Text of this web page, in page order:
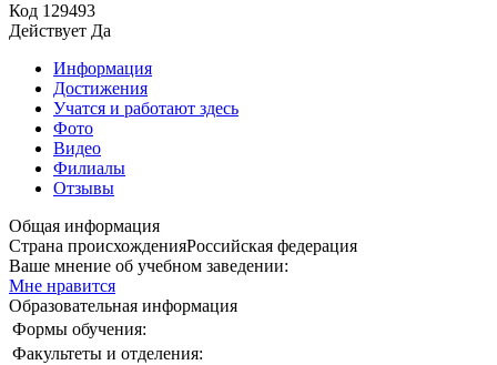
Код 129493
Действует Да
Информация
Достижения
Учатся и работают здесь
Фото
Видео
Филиалы
Отзывы
Общая информация
Страна происхожденияРоссийская федерация
Ваше мнение об учебном заведении:
Мне нравится
Образовательная информация
Формы обучения:
Факультеты и отделения: